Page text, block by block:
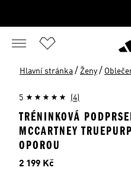
Hlavní stránka / Ženy /
5 (4)
TRÉNINKOVÁ
MCCARTNEY
OPOROU
Cena
2 199 Kč